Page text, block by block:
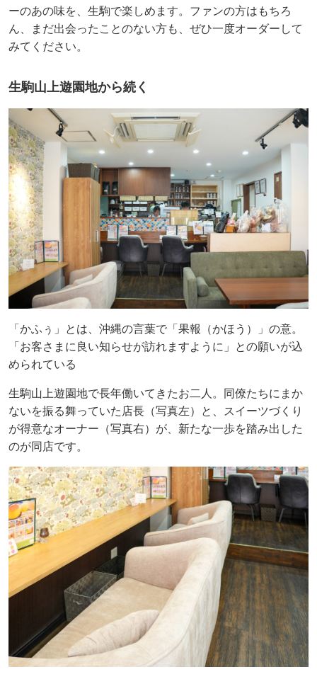
ーのあの味を、生駒で楽しめます。ファンの方はもちろ
ん、まだ出会ったことのない方も、ぜひ一度オーダーして
みてください。
生駒山上遊園地から続く
「かふぅ」とは、沖縄の言葉で「果報（かほう）」の意。
「お客さまに良い知らせが訪れますように」との願いが込
められている
生駒山上遊園地で長年働いてきたお二人。同僚たちにまか
ないを振る舞っていた店長（写真左）と、スイーツづくり
が得意なオーナー（写真右）が、新たな一歩を踏み出した
のが同店です。